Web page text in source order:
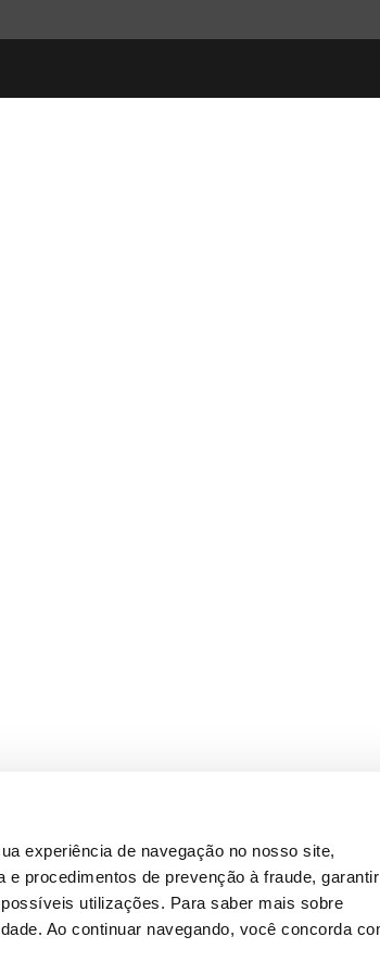
experiência de navegação no nosso site,
procedimentos de prevenção à fraude, garantir
utilizações. Para saber mais sobre
Ao continuar navegando, você concorda